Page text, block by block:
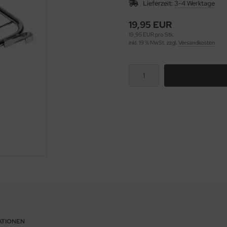
Lieferzeit: 3-4 Werktage
19,95 EUR
19,95 EUR pro Stk.
inkl. 19 % MwSt. zzgl. Versandkosten